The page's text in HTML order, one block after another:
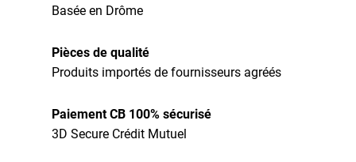
Basée en Drôme
Pièces de qualité
Produits importés de fournisseurs agréés
Paiement CB 100% sécurisé
3D Secure Crédit Mutuel